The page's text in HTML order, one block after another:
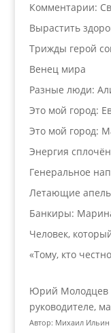
Комментарии:
Вырастить
Трижды герой
Венец мира
Разные люди:
Это мой город:
Это мой город:
Энергия
Генеральное
Летающие
Банкиры:
Человек,
«Тому, кто
Юрий Молодцев
руководителе,
Автор: Михаил Ильин